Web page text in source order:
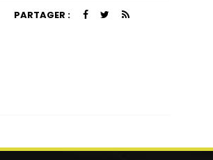
PARTAGER :